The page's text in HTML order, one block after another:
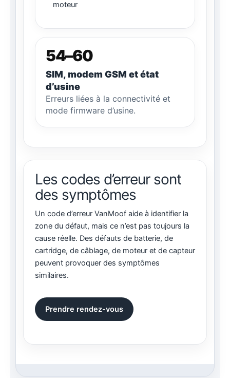
moteur
54–60
SIM, modem GSM et état
d’usine
Erreurs liées à la connectivité et
mode firmware d’usine.
Les codes d’erreur sont
des symptômes
Un code d’erreur VanMoof aide à identifier la
zone du défaut, mais ce n’est pas toujours la
cause réelle. Des défauts de batterie, de
cartridge, de câblage, de moteur et de capteur
peuvent provoquer des symptômes
similaires.
Prendre rendez-vous